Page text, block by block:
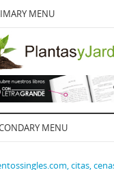
MENU
MENU